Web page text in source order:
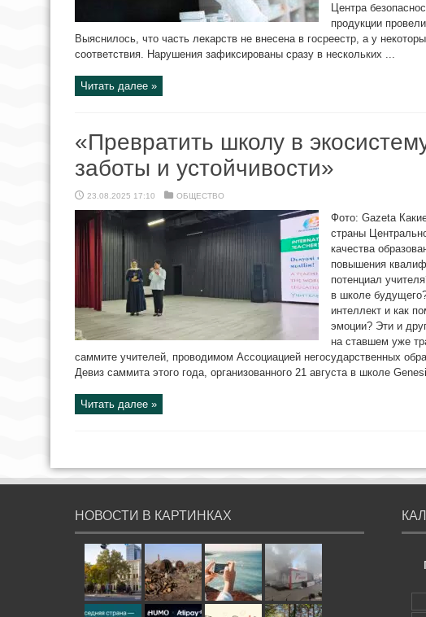
Центра
продукции
Выяснилось, что часть лекарств не внесена в госреестр, а у
соответствия. Нарушения зафиксированы сразу в нескольких ...
Читать далее »
«Превратить школу в
заботы и устойчивости»
23.08.2025 17:10 ОБЩЕСТВО
Фото: Gazeta
страны
качества
повышения
потенциал
в школе
интеллект и как
эмоции? Эти и
на ставшем уже
саммите учителей, проводимом Ассоциацией негосударственных
Девиз саммита этого года, организованного 21 августа в школе
Читать далее »
НОВОСТИ В КАРТИНКАХ